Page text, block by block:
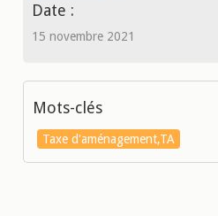
Date :
15 novembre 2021
Mots-clés
Taxe d'aménagement,TA